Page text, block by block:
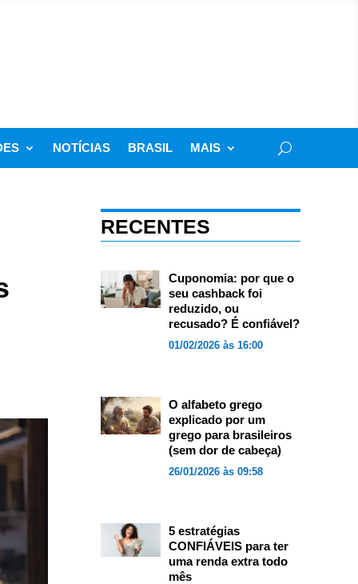
NOTÍCIAS BRASIL MAIS
RECENTES
Cuponomia: por que o
seu cashback foi
reduzido, ou
recusado? É confiável?
01/02/2026 às 16:00
O alfabeto grego
explicado por um
grego para brasileiros
(sem dor de cabeça)
26/01/2026 às 09:58
5 estratégias
CONFIÁVEIS para ter
uma renda extra todo
mês